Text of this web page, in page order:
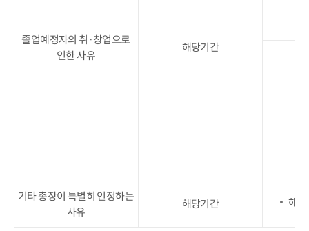
졸업예정자의 취·창업으로
인한 사유
해당기간
기타 총장이 특별히 인정하는
사유
해당기간 해당